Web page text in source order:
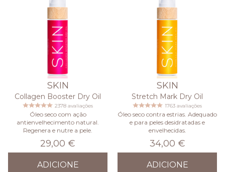
SKIN
Collagen Booster Dry Oil
2378 avaliações
Óleo seco com ação
antienvelhecimento natural.
Regenera e nutre a pele.
29,00 €
ADICIONE
SKIN
Stretch Mark Dry Oil
1763 avaliações
Óleo seco contra estrias. Adequado
e para peles desidratadas e
envelhecidas.
34,00 €
ADICIONE